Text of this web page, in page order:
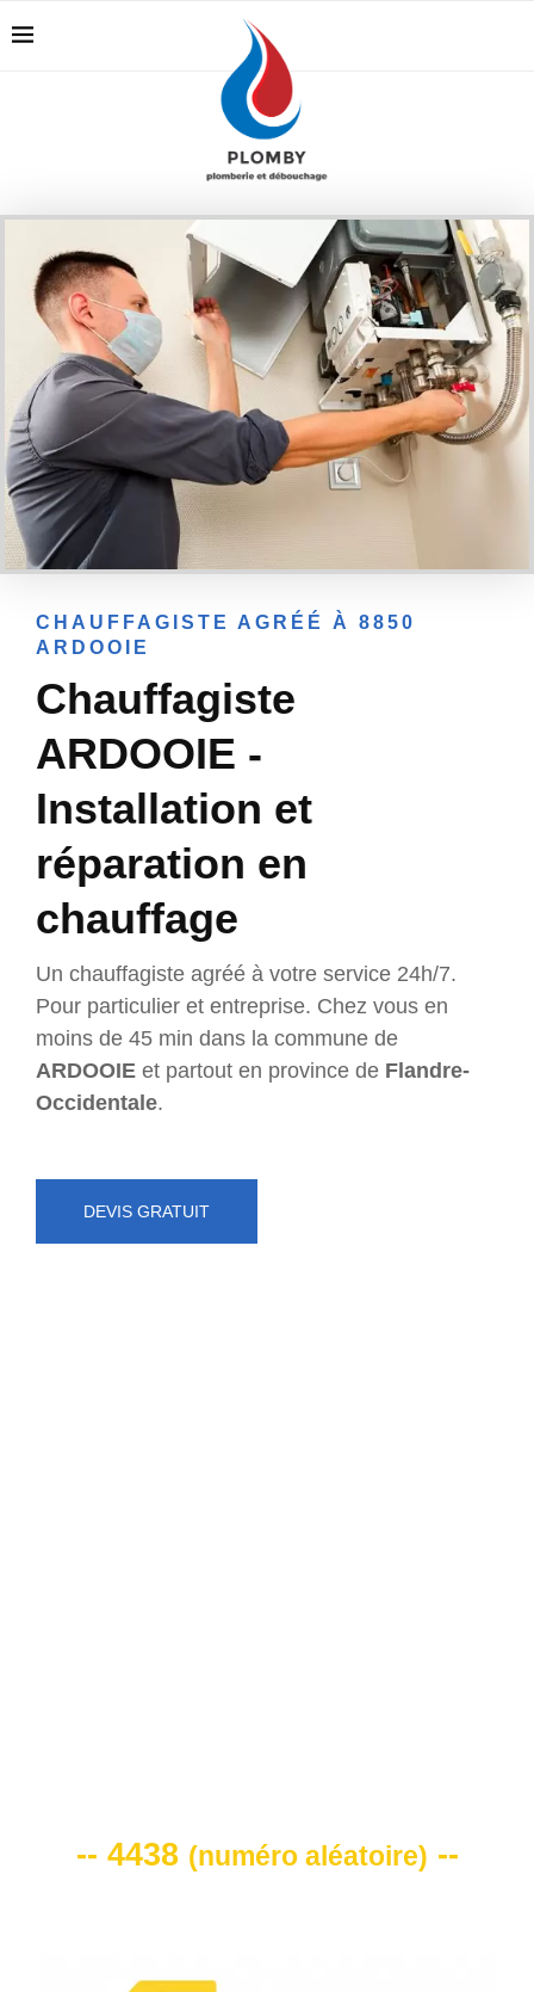
CHAUFFAGISTE AGRÉÉ À 8850
ARDOOIE
Chauffagiste
ARDOOIE -
Installation et
réparation en
chauffage
Un chauffagiste agréé à votre service 24h/7.
Pour particulier et entreprise. Chez vous en
moins de 45 min dans la commune de
ARDOOIE et partout en province de Flandre-
Occidentale.
DEVIS GRATUIT
-- 4438 (numéro aléatoire) --